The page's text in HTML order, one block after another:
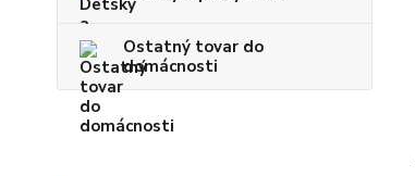
Ostatný tovar do
domácnosti